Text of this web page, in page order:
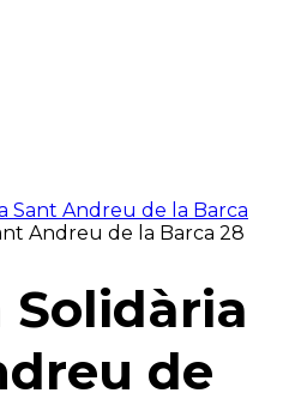
Sant Andreu de la Barca
Andreu de la Barca 28
Solidària
de